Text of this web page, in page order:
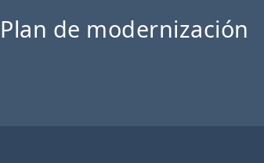
Plan de modernización